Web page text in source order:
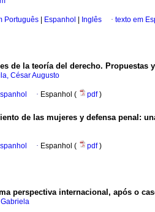
Português Espanhol Inglês · texto em
de la teoría del derecho.
César Augusto
· Espanhol ( pdf)
de las mujeres y defensa penal:
· Espanhol ( pdf)
perspectiva internacional, após o